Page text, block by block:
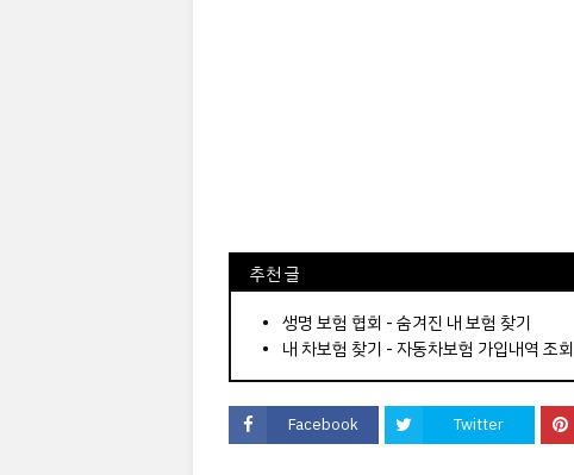
⠀추천 글
⠀­­­­­­­­؜؜؜؜­­­­­­­­؜؜؜؜• 생명 보험 협회 - 숨겨진 내 보험 찾기
내 차보험 찾기 - 자동차보험 가입내역 조회
Facebook Twitter